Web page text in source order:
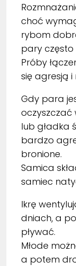
choć
rybom
pary często
Próby
się agresją
Gdy para
oczyszczać
lub gładka
bardzo
bronione.
Samica
samiec
Ikrę
dniach, a
pływać.
Młode
a potem